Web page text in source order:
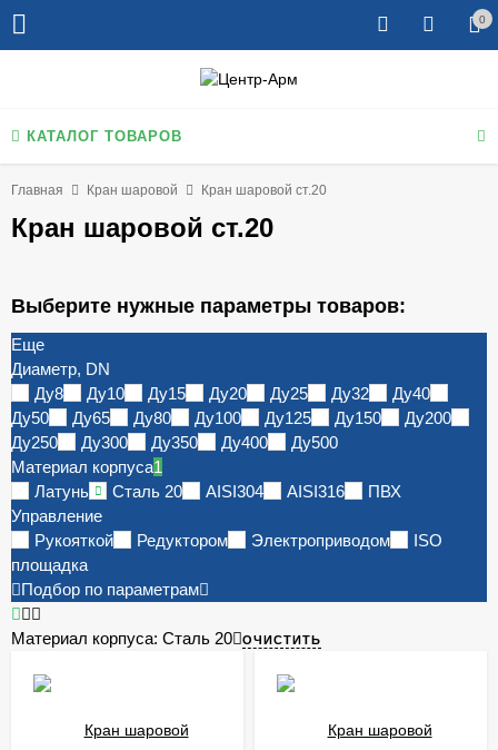
0
КАТАЛОГ ТОВАРОВ
Главная Кран шаровой Кран шаровой ст.20
Кран шаровой ст.20
Выберите нужные параметры товаров:
Еще
Диаметр, DN
Ду8
Ду10 Ду15 Ду20 Ду25 Ду32
Ду40
Ду50
Ду65 Ду80 Ду100 Ду125 Ду150
Ду200
Ду250
Ду300 Ду350 Ду400
Ду500
Материал корпуса1
Латунь
Сталь 20 AISI304 AISI316
ПВХ
Управление
Рукояткой
Редуктором Электроприводом
ISO
площадка
Подбор по параметрам
Материал корпуса: Сталь 20 ОЧИСТИТЬ